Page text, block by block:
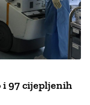
i 97 cijepljenih